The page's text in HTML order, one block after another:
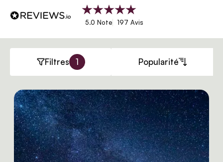
5.0 Note 197 Avis
Filtres 1 Popularité